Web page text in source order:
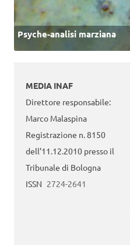
Psyche-analisi marziana
MEDIA INAF
Direttore responsabile:
Marco Malaspina
Registrazione n. 8150
dell’11.12.2010 presso il
Tribunale di Bologna
ISSN 2724-2641